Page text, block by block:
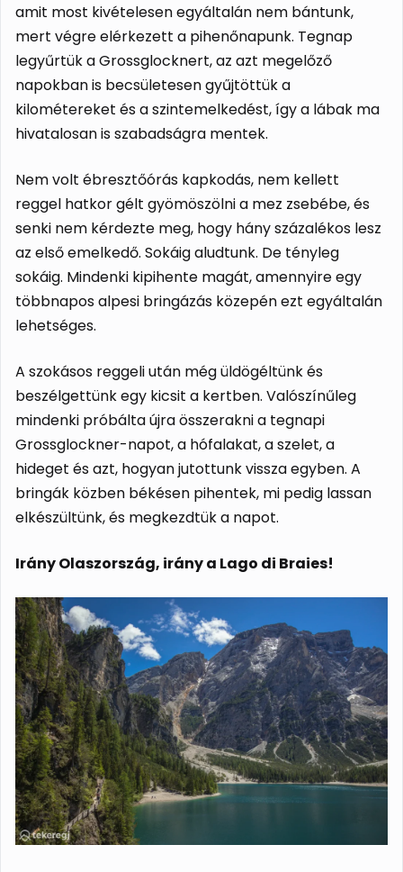
amit most kivételesen egyáltalán nem bántunk,
mert végre elérkezett a pihenőnapunk. Tegnap
legyűrtük a Grossglocknert, az azt megelőző
napokban is becsületesen gyűjtöttük a
kilométereket és a szintemelkedést, így a lábak ma
hivatalosan is szabadságra mentek.
Nem volt ébresztőórás kapkodás, nem kellett
reggel hatkor gélt gyömöszölni a mez zsebébe, és
senki nem kérdezte meg, hogy hány százalékos lesz
az első emelkedő. Sokáig aludtunk. De tényleg
sokáig. Mindenki kipihente magát, amennyire egy
többnapos alpesi bringázás közepén ezt egyáltalán
lehetséges.
A szokásos reggeli után még üldögéltünk és
beszélgettünk egy kicsit a kertben. Valószínűleg
mindenki próbálta újra összerakni a tegnapi
Grossglockner-napot, a hófalakat, a szelet, a
hideget és azt, hogyan jutottunk vissza egyben. A
bringák közben békésen pihentek, mi pedig lassan
elkészültünk, és megkezdtük a napot.
Irány Olaszország, irány a Lago di Braies!